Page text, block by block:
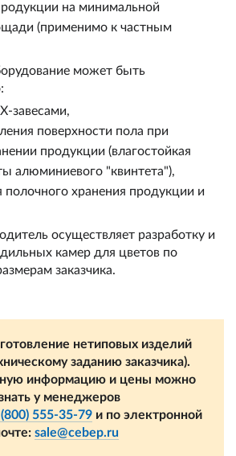
на минимальной
(применимо к частным
может быть
завесами,
поверхности пола при
продукции (влагостойкая
алюминиевого "квинтета"),
хранения продукции и
осуществляет разработку и
камер для цветов по
заказчика.
нетиповых изделий
заданию заказчика).
информацию и цены можно
у менеджеров
555-35-79 и по электронной
sale@cebep.ru